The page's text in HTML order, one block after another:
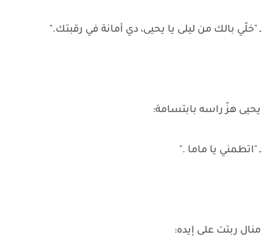
ـ "خلّي بالك من ليلى يا يحيى، دي أمانة في رقبتك."
يحيى هزّ راسه بابتسامة:
ـ "اتطمني يا ماما ."
منال ربتت على إيده: